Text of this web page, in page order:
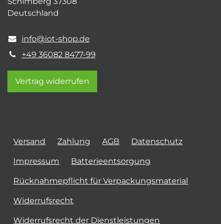
Deutschland
info@iot-shop.de
+49 36082 8477-99
Vertrag widerrufen
Versand Zahlung AGB Datenschutz
Impressum Batterieentsorgung
Rücknahmepflicht für Verpackungsmaterial
Widerrufsrecht
Widerrufsrecht der Dienstleistungen